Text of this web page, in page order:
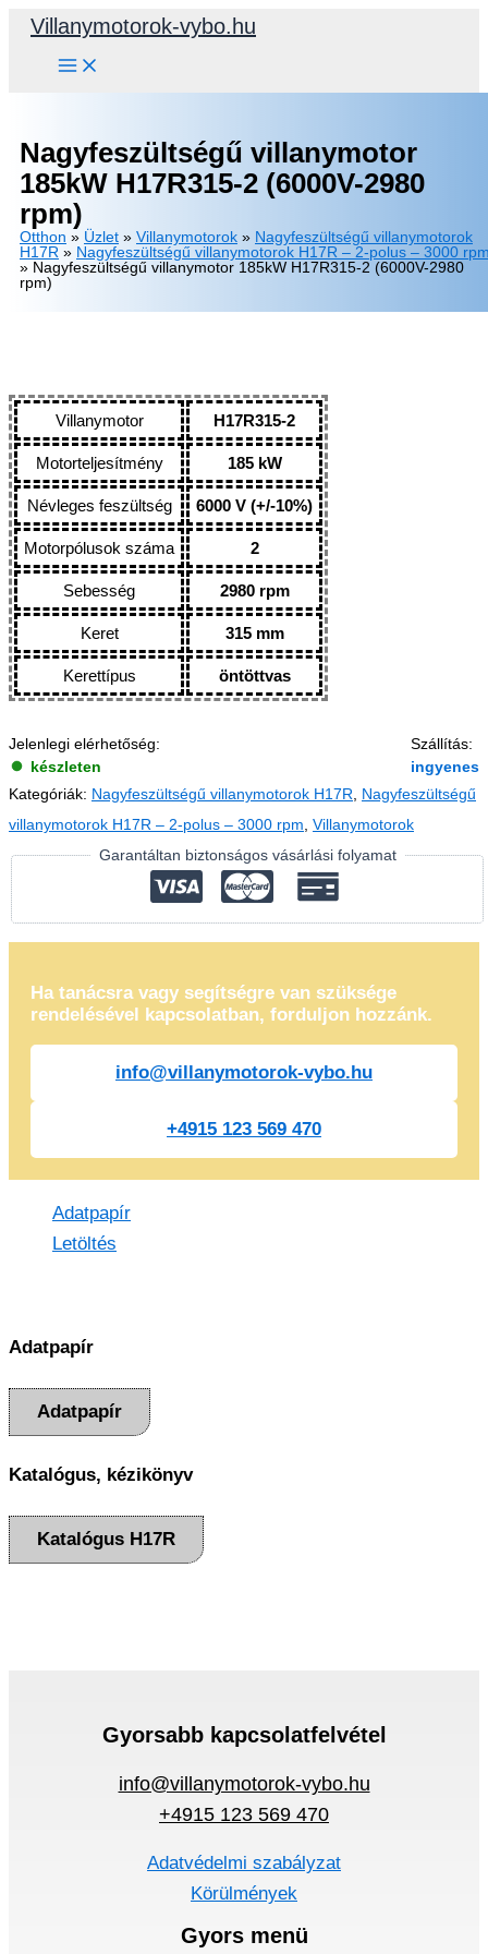
SkipVillanymotorok-vybo.hu
Nagyfeszültségű villanymotor
185kW H17R315-2 (6000V-2980
rpm)
Otthon » Üzlet » Villanymotorok » Nagyfeszültségű villanymotorok
H17R » Nagyfeszültségű villanymotorok H17R – 2-polus – 3000
» Nagyfeszültségű villanymotor 185kW H17R315-2 (6000V-2980
rpm)
Villanymotor H17R315-2
Motorteljesítmény 185 kW
Névleges feszültség 6000 V (+/-10%)
Motorpólusok száma 2
Sebesség 2980 rpm
Keret 315 mm
Kerettípus öntöttvas
Jelenlegi elérhetőség:
készleten
Szállítás:
ingyenes
Kategóriák: Nagyfeszültségű villanymotorok H17R
Nagyfeszültségű
villanymotorok H17R – 2-polus – 3000 rpm Villanymotorok
Garantáltan biztonságos vásárlási folyamat
Ha tanácsra vagy segítségre van szüksége
rendelésével kapcsolatban, forduljon hozzánk.
info@villanymotorok-vybo.hu
+4915 123 569 470
Adatpapír
Letöltés
Adatpapír
Adatpapír
Katalógus, kézikönyv
Katalógus H17R
Gyorsabb kapcsolatfelvétel
info@villanymotorok-vybo.hu
+4915 123 569 470
Adatvédelmi szabályzat
Körülmények
Gyors menü